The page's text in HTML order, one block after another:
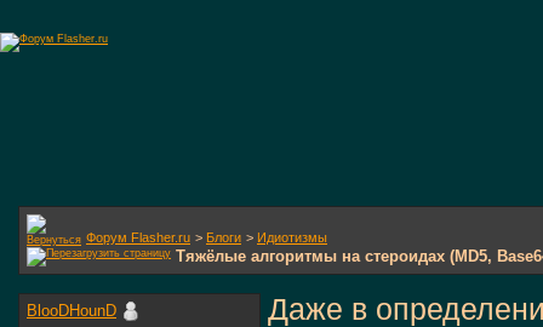
Форум Flasher.ru > Блоги > Идиотизмы
Тяжёлые алгоритмы на стероидах (MD5,
Даже в
BlooDHounD